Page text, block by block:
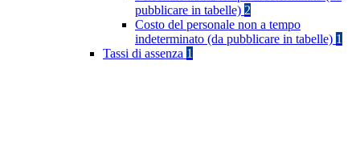
pubblicare in tabelle) 2
Costo del personale non a tempo
indeterminato (da pubblicare in tabelle) 1
Tassi di assenza 1